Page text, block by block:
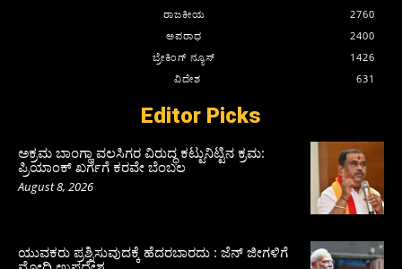
ರಾಜಕೀಯ
2760
ಅಪರಾಧ
2400
ಬ್ರೇಕಿಂಗ್ ನ್ಯೂಸ್
1426
ವಿದೇಶ
631
Editor Picks
ಅಕ್ರಮ ಬಾಂಗ್ಲಾ ವಲಸಿಗರ ವಿರುದ್ಧ ಕಟ್ಟುನಿಟ್ಟಿನ ಕ್ರಮ:
ಪ್ರಿಯಾಂಕ್ ಖರ್ಗೆಗೆ ಕರವೇ ಬೆಂಬಲ
August 8, 2026
ಯುವಕರು ಪ್ರಶ್ನಿಸುವುದಕ್ಕೆ ಹೆದರಬಾರದು : ಜೆನ್‌ ಜೀಗಳಿಗೆ